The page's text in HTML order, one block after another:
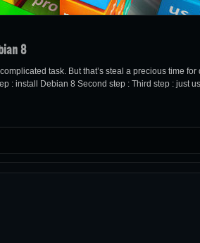
8
task. But that’s steal a precious time
: install Debian 8 Second step : Third step : just